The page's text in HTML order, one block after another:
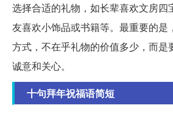
选择合适的礼物，如长辈喜欢文房四
友喜欢小饰品或书籍等。最重要的是
方式，不在乎礼物的价值多少，而是
诚意和关心。
十句拜年祝福语简短